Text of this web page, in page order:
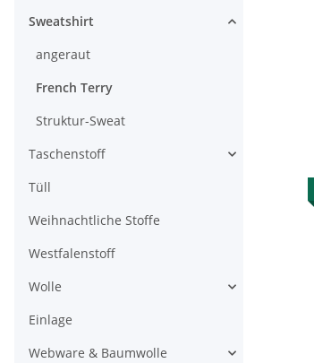
Sweatshirt
angeraut
French Terry
Struktur-Sweat
Taschenstoff
Tüll
Weihnachtliche Stoffe
Westfalenstoff
Wolle
Einlage
Webware & Baumwolle